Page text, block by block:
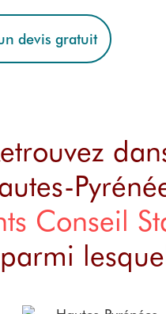
devis gratuit
Conseil
parmi